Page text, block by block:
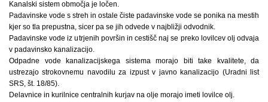
Kanalski sistem območja je ločen.
Padavinske vode s streh in ostale čiste padavinske vode se ponika na mestih
kjer so tla prepustna, sicer pa se jih odvede v najbližji odvodnik.
Padavinske vode iz utrjenih površin in cestišč naj se preko lovilcev olj odvaja
v padavinsko kanalizacijo.
Odpadne vode kanalizacijskega sistema morajo biti take kvalitete, da
ustrezajo strokovnemu navodilu za izpust v javno kanalizacijo (Uradni list
SRS, št. 18/85).
Delavnice in kurilnice centralnih kurjav na olje morajo imeti lovilce olj.